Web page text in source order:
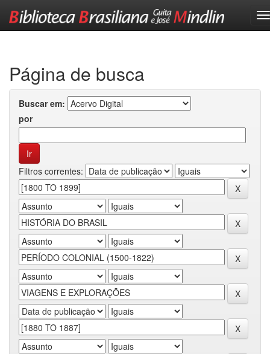
Página de busca
Buscar em:
por
Filtros correntes: